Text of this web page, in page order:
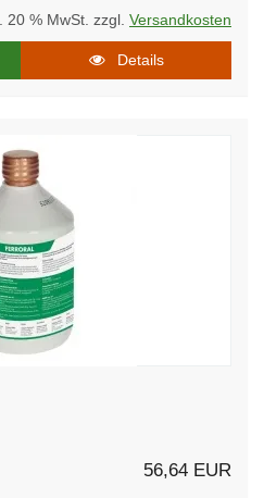
20 % MwSt. zzgl. Versandkosten
Details
56,64 EUR